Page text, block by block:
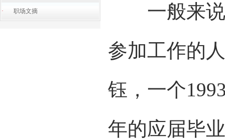
· 职场文摘
一般来说
参加工作的
钰，一个
年的应届毕